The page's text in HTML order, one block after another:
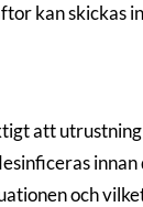
kan skickas
att
innan
och